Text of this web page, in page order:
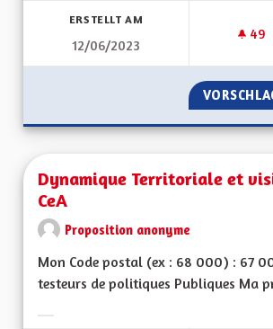
ERSTELLT AM
12/06/2023
49
Dynamique Territoriale et
CeA
Proposition anonyme
Mon Code postal (ex : 68 000) : 67
testeurs de politiques Publiques Ma